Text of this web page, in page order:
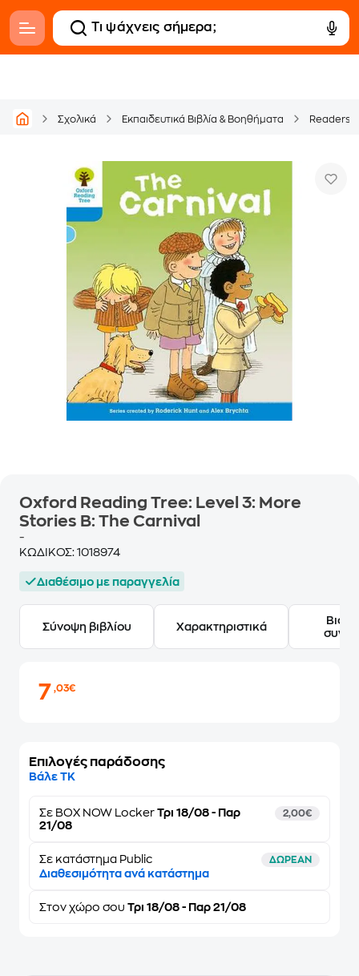
Σχολικά Εκπαιδευτικά Βιβλία & Βοηθήματα Readers
Oxford Reading Tree: Level 3: More
Stories B: The Carnival
-
ΚΩΔΙΚΟΣ: 1018974
Διαθέσιμο με παραγγελία
Σύνοψη βιβλίου Χαρακτηριστικά
7,03€
Επιλογές παράδοσης
Βάλε ΤΚ
Σε BOX NOW Locker Τρι 18/08 - Παρ
21/08
2,00€
Σε κατάστημα Public ΔΩΡΕΑΝ
Διαθεσιμότητα ανά κατάστημα
Στον χώρο σου Τρι 18/08 - Παρ 21/08